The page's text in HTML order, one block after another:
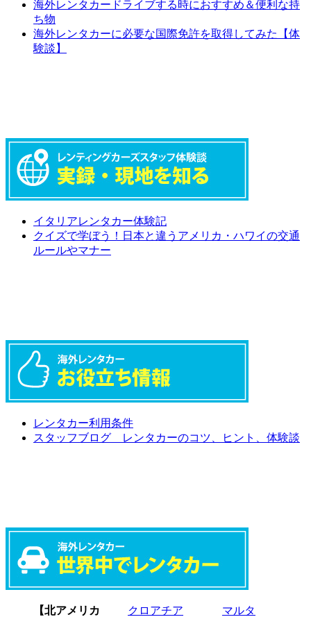
海外レンタカードライブする時におすすめ＆便利な持
ち物
海外レンタカーに必要な国際免許を取得してみた【体
験談】
イタリアレンタカー体験記
クイズで学ぼう！日本と違うアメリカ・ハワイの交通
ルールやマナー
レンタカー利用条件
スタッフブログ レンタカーのコツ、ヒント、体験談
【北アメリカ
クロアチア
マルタ